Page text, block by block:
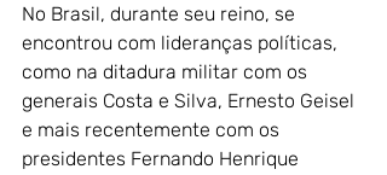
No Brasil, durante seu reino, se
encontrou com lideranças políticas,
como na ditadura militar com os
generais Costa e Silva, Ernesto Geisel
e mais recentemente com os
presidentes Fernando Henrique